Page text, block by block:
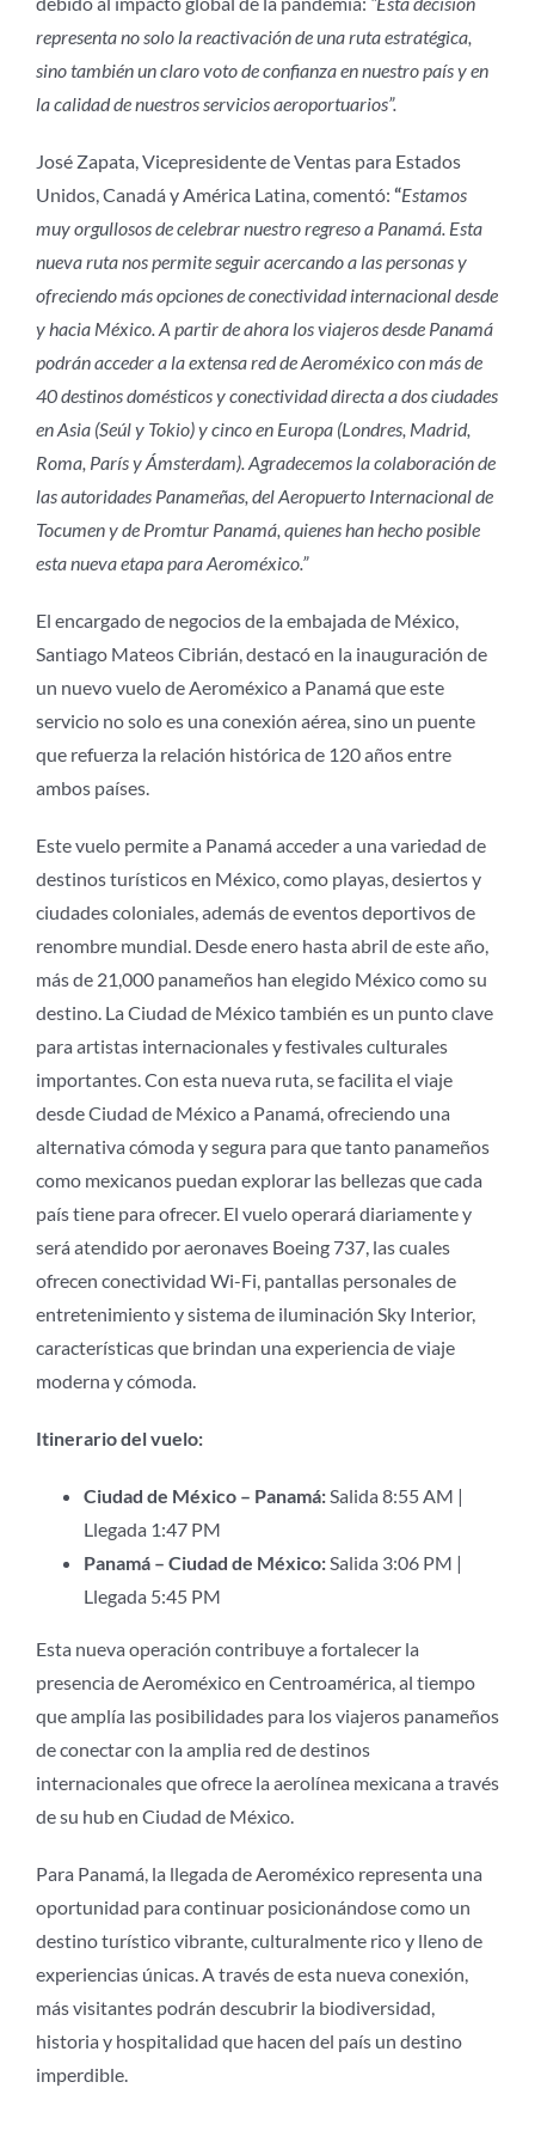
representa no solo la reactivación de una ruta estratégica,
sino también un claro voto de confianza en nuestro país y en
la calidad de nuestros servicios aeroportuarios”.
José Zapata, Vicepresidente de Ventas para Estados
Unidos, Canadá y América Latina, comentó: “Estamos
muy orgullosos de celebrar nuestro regreso a Panamá. Esta
nueva ruta nos permite seguir acercando a las personas y
ofreciendo más opciones de conectividad internacional desde
y hacia México. A partir de ahora los viajeros desde Panamá
podrán acceder a la extensa red de Aeroméxico con más de
40 destinos domésticos y conectividad directa a dos ciudades
en Asia (Seúl y Tokio) y cinco en Europa (Londres, Madrid,
Roma, París y Ámsterdam). Agradecemos la colaboración de
las autoridades Panameñas, del Aeropuerto Internacional de
Tocumen y de Promtur Panamá, quienes han hecho posible
esta nueva etapa para Aeroméxico.”
El encargado de negocios de la embajada de México,
Santiago Mateos Cibrián, destacó en la inauguración de
un nuevo vuelo de Aeroméxico a Panamá que este
servicio no solo es una conexión aérea, sino un puente
que refuerza la relación histórica de 120 años entre
ambos países.
Este vuelo permite a Panamá acceder a una variedad de
destinos turísticos en México, como playas, desiertos y
ciudades coloniales, además de eventos deportivos de
renombre mundial. Desde enero hasta abril de este año,
más de 21,000 panameños han elegido México como su
destino. La Ciudad de México también es un punto clave
para artistas internacionales y festivales culturales
importantes. Con esta nueva ruta, se facilita el viaje
desde Ciudad de México a Panamá, ofreciendo una
alternativa cómoda y segura para que tanto panameños
como mexicanos puedan explorar las bellezas que cada
país tiene para ofrecer. El vuelo operará diariamente y
será atendido por aeronaves Boeing 737, las cuales
ofrecen conectividad Wi-Fi, pantallas personales de
entretenimiento y sistema de iluminación Sky Interior,
características que brindan una experiencia de viaje
moderna y cómoda.
Itinerario del vuelo:
Ciudad de México – Panamá:Salida 8:55 AM |
Llegada 1:47 PM
Panamá – Ciudad de México:Salida 3:06 PM |
Llegada 5:45 PM
Esta nueva operación contribuye a fortalecer la
presencia de Aeroméxico en Centroamérica, al tiempo
que amplía las posibilidades para los viajeros panameños
de conectar con la amplia red de destinos
internacionales que ofrece la aerolínea mexicana a través
de su hub en Ciudad de México.
Para Panamá, la llegada de Aeroméxico representa una
oportunidad para continuar posicionándose como un
destino turístico vibrante, culturalmente rico y lleno de
experiencias únicas. A través de esta nueva conexión,
más visitantes podrán descubrir la biodiversidad,
historia y hospitalidad que hacen del país un destino
imperdible.